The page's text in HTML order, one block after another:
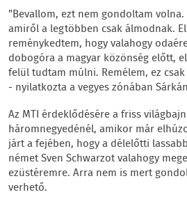
"Bevallom, ezt nem gondoltam
amiről a legtöbben csak álmodnak.
reménykedtem, hogy valahogy
dobogóra a magyar közönség előtt,
felül tudtam múlni. Remélem, ez
- nyilatkozta a vegyes zónában
Az MTI érdeklődésére a friss
háromnegyedénél, amikor már
járt a fejében, hogy a délelőtti
német Sven Schwarzot valahogy
ezüstéremre. Arra nem is mert
verhető.